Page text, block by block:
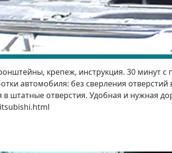
крепеж, инструкция. 30 минут
автомобиля: без сверления
в штатные отверстия. Удобная и нужная